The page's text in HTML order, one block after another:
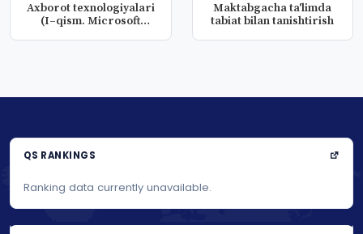
Axborot texnologiyalari
(I–qism. Microsoft
Maktabgacha ta'limda
tabiat bilan tanishtirish
QS RANKINGS
Ranking data currently unavailable.